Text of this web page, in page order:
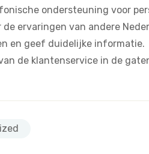
ondersteuning voor
ervaringen van andere
en geef duidelijke informatie.
de klantenservice in de